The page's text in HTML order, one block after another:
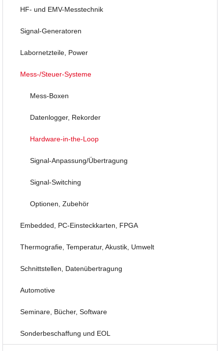
HF- und EMV-Messtechnik
Signal-Generatoren
Labornetzteile, Power
Mess-/Steuer-Systeme
Mess-Boxen
Datenlogger, Rekorder
Hardware-in-the-Loop
Signal-Anpassung/Übertragung
Signal-Switching
Optionen, Zubehör
Embedded, PC-Einsteckkarten, FPGA
Thermografie, Temperatur, Akustik, Umwelt
Schnittstellen, Datenübertragung
Automotive
Seminare, Bücher, Software
Sonderbeschaffung und EOL